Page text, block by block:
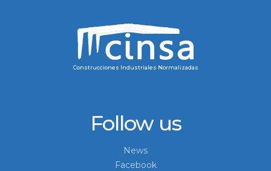
Construcciones Industriales Normalizadas
Follow us
News
Facebook